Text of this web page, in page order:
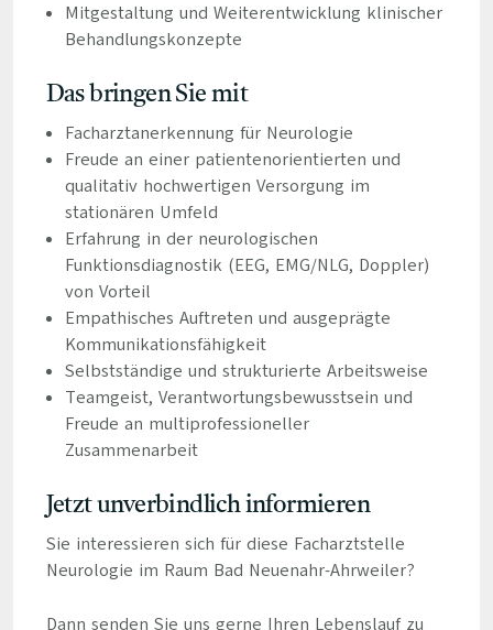
Mitgestaltung und Weiterentwicklung klinischer
Behandlungskonzepte
Das bringen Sie mit
Facharztanerkennung für Neurologie
Freude an einer patientenorientierten und
qualitativ hochwertigen Versorgung im
stationären Umfeld
Erfahrung in der neurologischen
Funktionsdiagnostik (EEG, EMG/NLG, Doppler)
von Vorteil
Empathisches Auftreten und ausgeprägte
Kommunikationsfähigkeit
Selbstständige und strukturierte Arbeitsweise
Teamgeist, Verantwortungsbewusstsein und
Freude an multiprofessioneller
Zusammenarbeit
Jetzt unverbindlich informieren
Sie interessieren sich für diese Facharztstelle
Neurologie im Raum Bad Neuenahr-Ahrweiler?
Dann senden Sie uns gerne Ihren Lebenslauf zu